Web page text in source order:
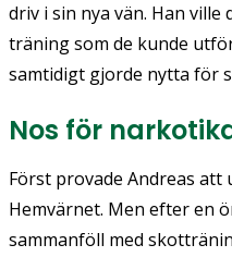
driv i sin nya vän. Han
träning som de kunde
samtidigt gjorde nytta för
Nos för
Först provade Andreas
Hemvärnet. Men efter en
sammanföll med